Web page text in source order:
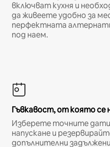
включват кухня и
да живеете удобно за
перфектната
под наем.
Гъвкавост, от която се
Изберете точните дати
напускане и
допълнителни